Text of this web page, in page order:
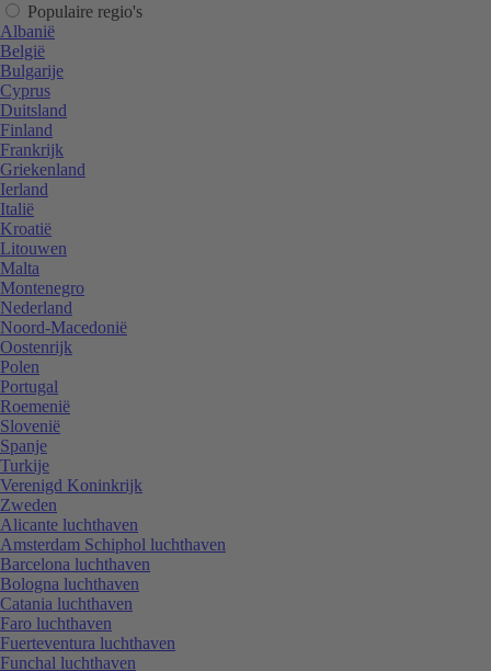
Populaire regio's
Albanië
België
Bulgarije
Cyprus
Duitsland
Finland
Frankrijk
Griekenland
Ierland
Italië
Kroatië
Litouwen
Malta
Montenegro
Nederland
Noord-Macedonië
Oostenrijk
Polen
Portugal
Roemenië
Slovenië
Spanje
Turkije
Verenigd Koninkrijk
Zweden
Alicante luchthaven
Amsterdam Schiphol luchthaven
Barcelona luchthaven
Bologna luchthaven
Catania luchthaven
Faro luchthaven
Fuerteventura luchthaven
Funchal luchthaven